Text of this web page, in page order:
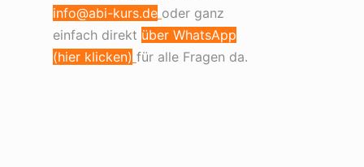
info@abi-kurs.de oder ganz
einfach direkt über WhatsApp
(hier klicken) für alle Fragen da.